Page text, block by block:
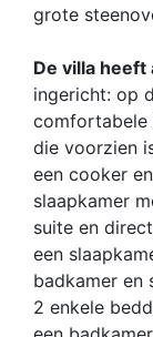
grote
De villa
ingericht: op
comfortabele
die voorzien
een cooker
slaapkamer
suite en
een
badkamer en
2 enkele